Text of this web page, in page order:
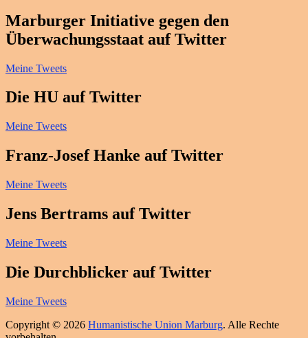
Marburger Initiative gegen den
Überwachungsstaat auf Twitter
Meine Tweets
Die HU auf Twitter
Meine Tweets
Franz-Josef Hanke auf Twitter
Meine Tweets
Jens Bertrams auf Twitter
Meine Tweets
Die Durchblicker auf Twitter
Meine Tweets
Copyright © 2026 Humanistische Union Marburg. Alle Rechte